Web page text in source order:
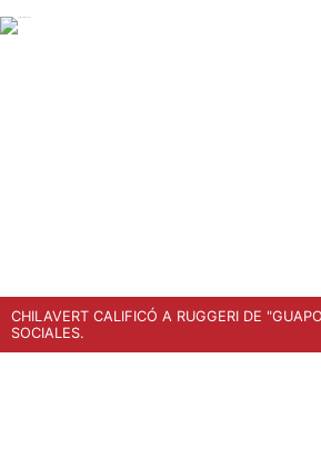
CHILAVERT CALIFICÓ A RUGGERI DE
SOCIALES.